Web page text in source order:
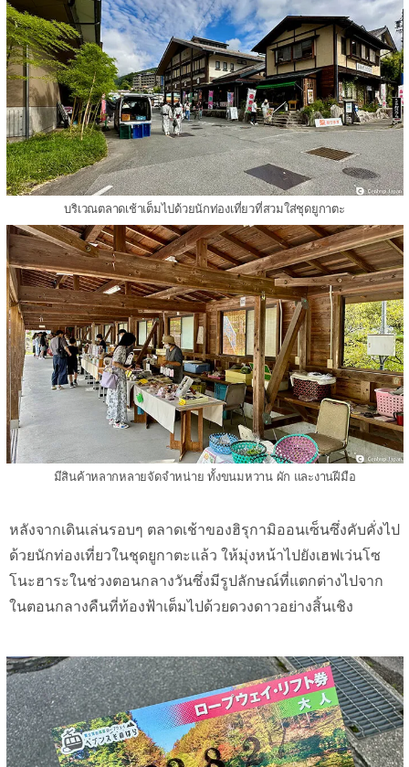
บริเวณตลาดเช้าเต็มไปด้วยนักท่องเที่ยวที่สวมใส่ชุดยูกาตะ
มีสินค้าหลากหลายจัดจำหน่าย ทั้งขนมหวาน ผัก และงานฝีมือ
หลังจากเดินเล่นรอบๆ ตลาดเช้าของฮิรุกามิออนเซ็นซึ่งคับคั่งไป
ด้วยนักท่องเที่ยวในชุดยูกาตะแล้ว ให้มุ่งหน้าไปยังเฮฟเว่นโซ
โนะฮาระในช่วงตอนกลางวันซึ่งมีรูปลักษณ์ที่แตกต่างไปจาก
ในตอนกลางคืนที่ท้องฟ้าเต็มไปด้วยดวงดาวอย่างสิ้นเชิง